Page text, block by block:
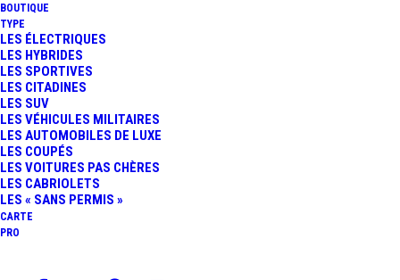
BOUTIQUE
TYPE
LES ÉLECTRIQUES
LES HYBRIDES
LES SPORTIVES
LES CITADINES
LES SUV
LES VÉHICULES MILITAIRES
LES AUTOMOBILES DE LUXE
LES COUPÉS
LES VOITURES PAS CHÈRES
LES CABRIOLETS
LES « SANS PERMIS »
CARTE
PRO
VOLKSWAGEN T-ROC :
LE NOUVEAU SUV SE
RÉVÈLE !